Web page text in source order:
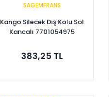
SAGEMFRANS
Kango Silecek Dış Kolu Sol
Kancalı 7701054975
383,25 TL